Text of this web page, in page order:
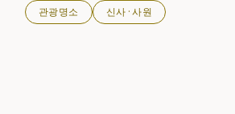
관광명소 신사·사원